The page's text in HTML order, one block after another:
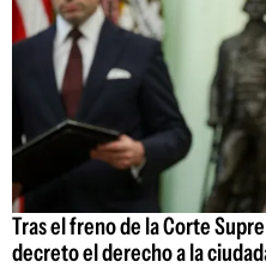
Tras el freno de la Corte
decreto el derecho a la